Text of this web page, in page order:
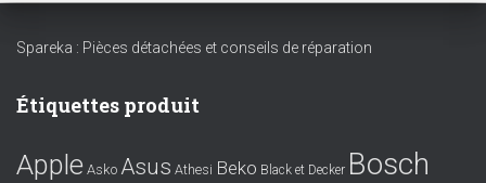
Spareka : Pièces détachées et conseils de réparation
Étiquettes produit
Apple Asko Asus Athesi Beko Black et Decker Bosch